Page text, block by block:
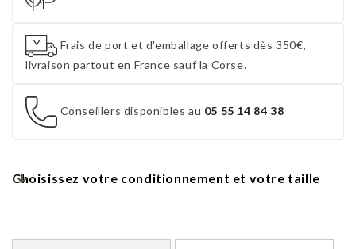
Frais de port et d'emballage offerts dès 350€,
livraison partout en France sauf la Corse.
Conseillers disponibles au 05 55 14 84 38
Choisissez votre conditionnement et votre taille